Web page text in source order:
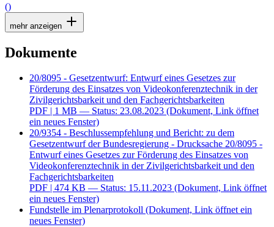
()
mehr anzeigen
Dokumente
20/8095 - Gesetzentwurf: Entwurf eines Gesetzes zur
Förderung des Einsatzes von Videokonferenztechnik in der
Zivilgerichtsbarkeit und den Fachgerichtsbarkeiten
PDF | 1 MB — Status: 23.08.2023 (Dokument, Link öffnet
ein neues Fenster)
20/9354 - Beschlussempfehlung und Bericht: zu dem
Gesetzentwurf der Bundesregierung - Drucksache 20/8095 -
Entwurf eines Gesetzes zur Förderung des Einsatzes von
Videokonferenztechnik in der Zivilgerichtsbarkeit und den
Fachgerichtsbarkeiten
PDF | 474 KB — Status: 15.11.2023 (Dokument, Link öffnet
ein neues Fenster)
Fundstelle im Plenarprotokoll (Dokument, Link öffnet ein
neues Fenster)